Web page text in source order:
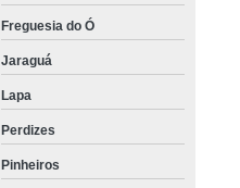
Freguesia do Ó
Jaraguá
Lapa
Perdizes
Pinheiros